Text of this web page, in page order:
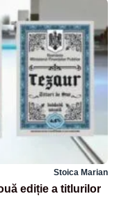
Stoica Marian
ediție a titlurilor